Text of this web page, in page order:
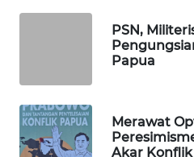
PSN,
Papua
Merawat
Akar
LAPAK
WAHANA